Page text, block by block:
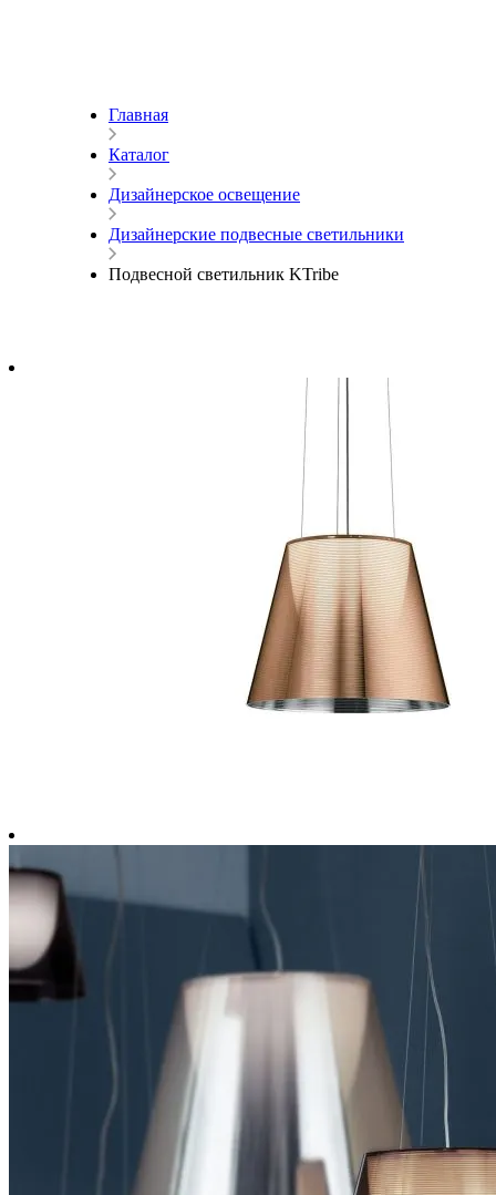
Главная
Каталог
Дизайнерское освещение
Дизайнерские подвесные светильники
Подвесной светильник KTribe